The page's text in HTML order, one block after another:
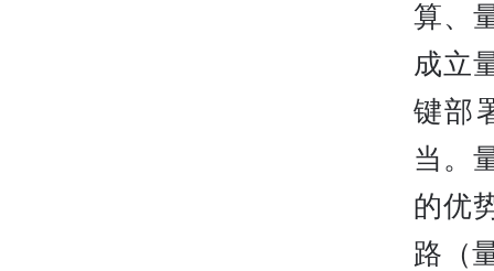
算、
成立
键部
当。
的优
路（